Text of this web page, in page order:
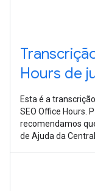
Hours de
Esta é a
SEO Office Hours.
recomendamos
de Ajuda da